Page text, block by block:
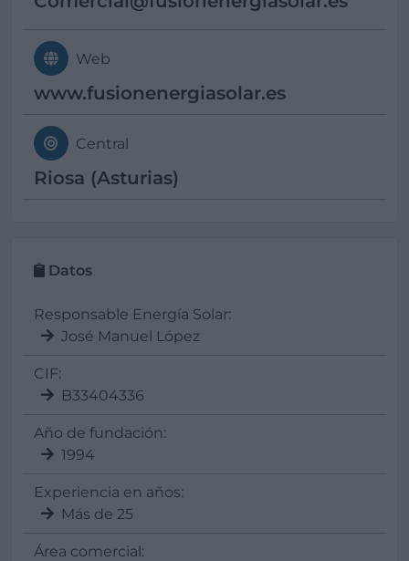
Web
www.fusionenergiasolar.es
Central
Riosa (Asturias)
Datos
Responsable Energía Solar:
José Manuel López
CIF:
B33404336
Año de fundación:
1994
Experiencia en años:
Más de 25
Área comercial: